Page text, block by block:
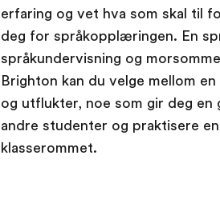
erfaring og vet hva som skal til
deg for språkopplæringen. En
språkundervisning og
Brighton kan du velge mellom
og utflukter, noe som gir deg en
andre studenter og praktisere
klasserommet.